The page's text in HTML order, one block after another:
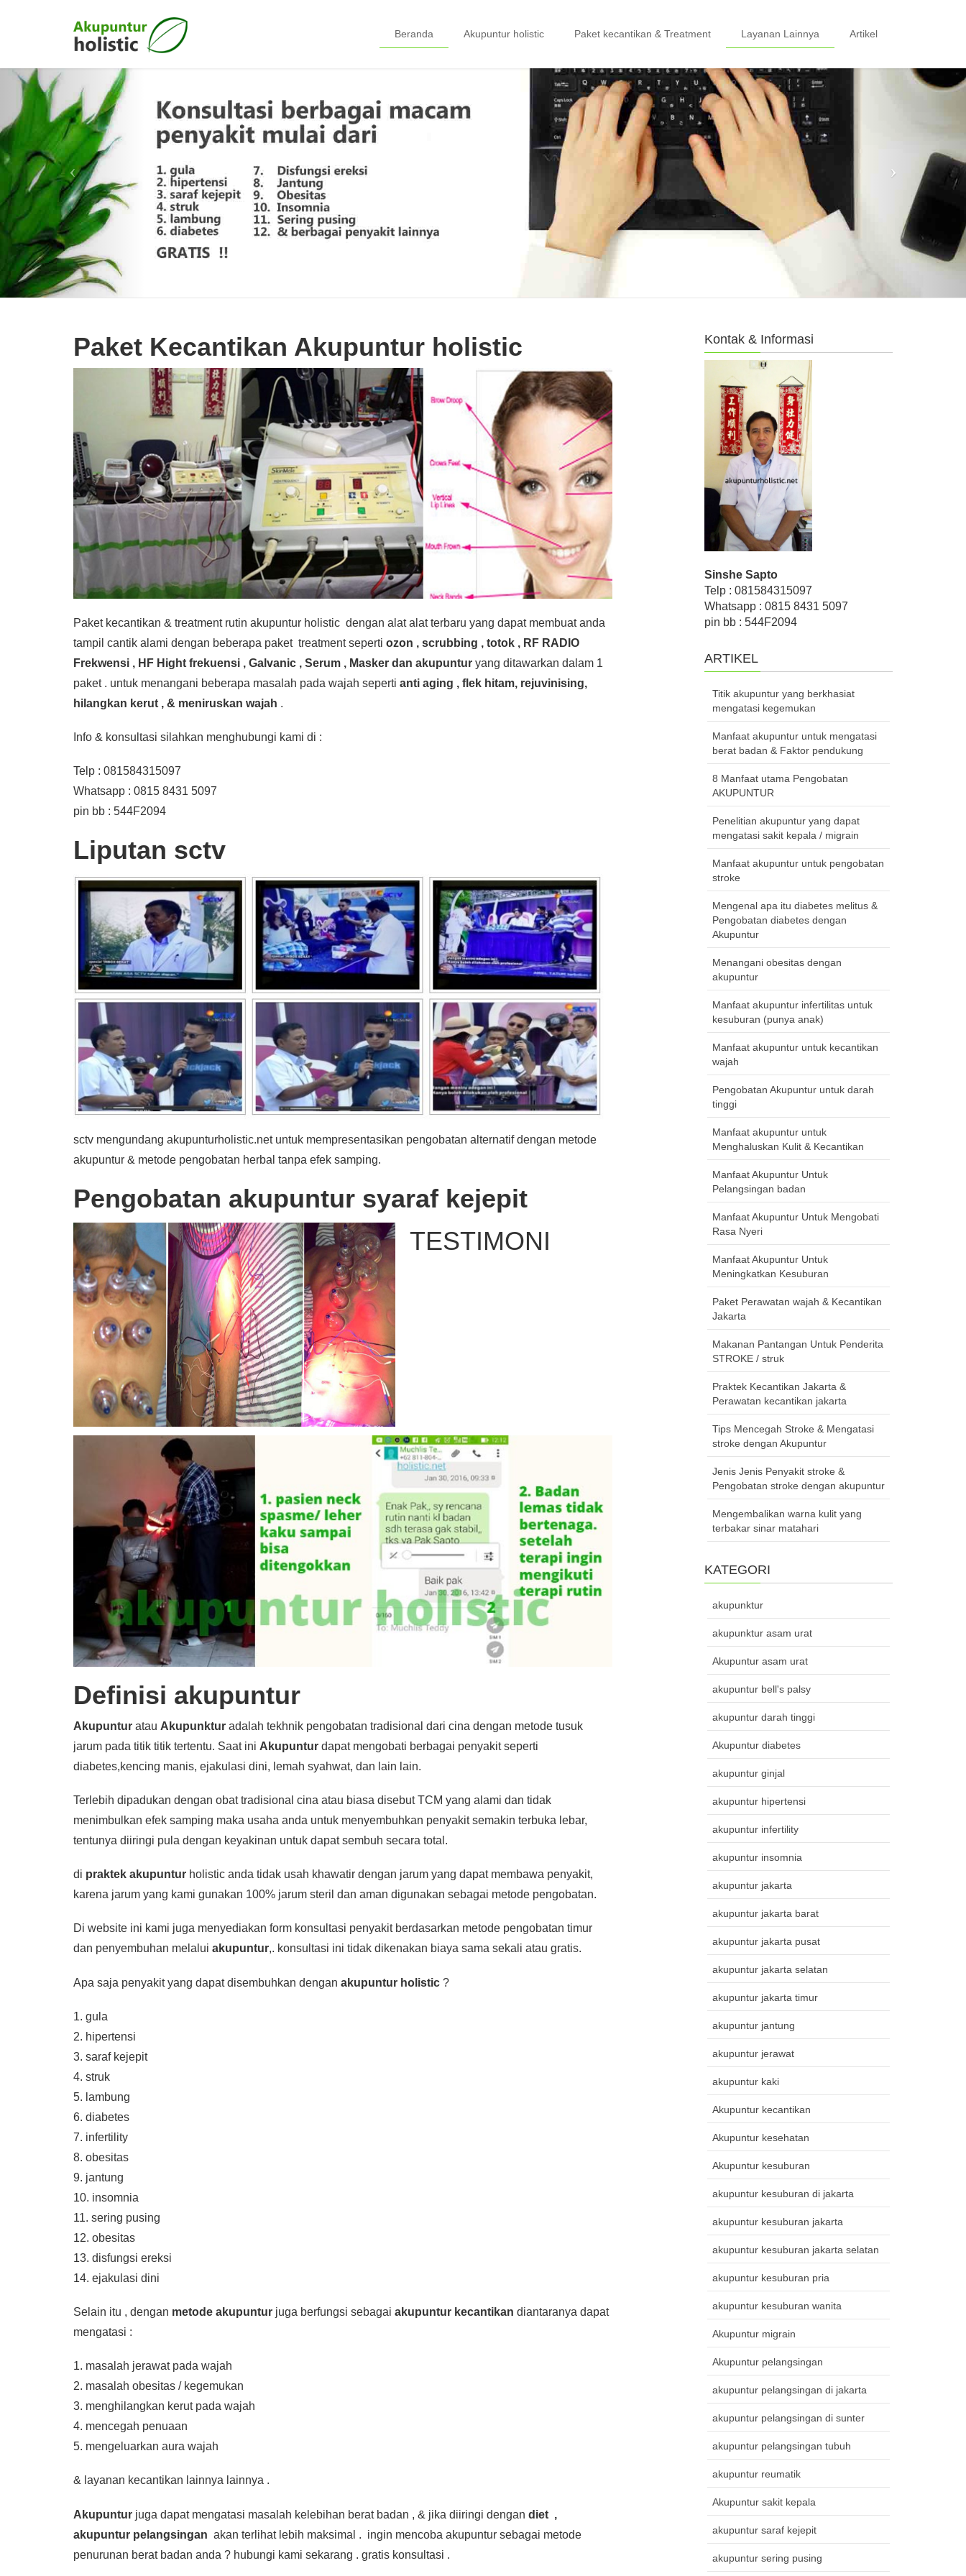
Beranda Akupuntur holistic Paket kecantikan & Treatment Layanan Lainnya Artikel
Paket Kecantikan Akupuntur holistic
Paket kecantikan & treatment rutin akupuntur holistic dengan alat alat terbaru yang dapat membuat anda
tampil cantik alami dengan beberapa paket treatment seperti ozon , scrubbing , totok , RF RADIO
Frekwensi , HF Hight frekuensi , Galvanic , Serum , Masker dan akupuntur yang ditawarkan dalam 1
paket . untuk menangani beberapa masalah pada wajah seperti anti aging , flek hitam, rejuvinising,
hilangkan kerut , & meniruskan wajah .
Info & konsultasi silahkan menghubungi kami di :
Telp : 081584315097
Whatsapp : 0815 8431 5097
pin bb : 544F2094
Liputan sctv
sctv mengundang akupunturholistic.net untuk mempresentasikan pengobatan alternatif dengan metode
akupuntur & metode pengobatan herbal tanpa efek samping.
Pengobatan akupuntur syaraf kejepit
TESTIMONI
Definisi akupuntur
Akupuntur atau Akupunktur adalah tekhnik pengobatan tradisional dari cina dengan metode tusuk
jarum pada titik titik tertentu. Saat ini Akupuntur dapat mengobati berbagai penyakit seperti
diabetes,kencing manis, ejakulasi dini, lemah syahwat, dan lain lain.
Terlebih dipadukan dengan obat tradisional cina atau biasa disebut TCM yang alami dan tidak
menimbulkan efek samping maka usaha anda untuk menyembuhkan penyakit semakin terbuka lebar,
tentunya diiringi pula dengan keyakinan untuk dapat sembuh secara total.
di praktek akupuntur holistic anda tidak usah khawatir dengan jarum yang dapat membawa penyakit,
karena jarum yang kami gunakan 100% jarum steril dan aman digunakan sebagai metode pengobatan.
Di website ini kami juga menyediakan form konsultasi penyakit berdasarkan metode pengobatan timur
dan penyembuhan melalui akupuntur,. konsultasi ini tidak dikenakan biaya sama sekali atau gratis.
Apa saja penyakit yang dapat disembuhkan dengan akupuntur holistic ?
1. gula
2. hipertensi
3. saraf kejepit
4. struk
5. lambung
6. diabetes
7. infertility
8. obesitas
9. jantung
10. insomnia
11. sering pusing
12. obesitas
13. disfungsi ereksi
14. ejakulasi dini
Selain itu , dengan metode akupuntur juga berfungsi sebagai akupuntur kecantikan diantaranya dapat
mengatasi :
1. masalah jerawat pada wajah
2. masalah obesitas / kegemukan
3. menghilangkan kerut pada wajah
4. mencegah penuaan
5. mengeluarkan aura wajah
& layanan kecantikan lainnya lainnya .
Akupuntur juga dapat mengatasi masalah kelebihan berat badan , & jika diiringi dengan diet ,
akupuntur pelangsingan akan terlihat lebih maksimal . ingin mencoba akupuntur sebagai metode
penurunan berat badan anda ? hubungi kami sekarang . gratis konsultasi .
Kontak & Informasi
Sinshe Sapto
Telp : 081584315097
Whatsapp : 0815 8431 5097
pin bb : 544F2094
ARTIKEL
Titik akupuntur yang berkhasiat
mengatasi kegemukan
Manfaat akupuntur untuk mengatasi
berat badan & Faktor pendukung
8 Manfaat utama Pengobatan
AKUPUNTUR
Penelitian akupuntur yang dapat
mengatasi sakit kepala / migrain
Manfaat akupuntur untuk pengobatan
stroke
Mengenal apa itu diabetes melitus &
Pengobatan diabetes dengan
Akupuntur
Menangani obesitas dengan
akupuntur
Manfaat akupuntur infertilitas untuk
kesuburan (punya anak)
Manfaat akupuntur untuk kecantikan
wajah
Pengobatan Akupuntur untuk darah
tinggi
Manfaat akupuntur untuk
Menghaluskan Kulit & Kecantikan
Manfaat Akupuntur Untuk
Pelangsingan badan
Manfaat Akupuntur Untuk Mengobati
Rasa Nyeri
Manfaat Akupuntur Untuk
Meningkatkan Kesuburan
Paket Perawatan wajah & Kecantikan
Jakarta
Makanan Pantangan Untuk Penderita
STROKE / struk
Praktek Kecantikan Jakarta &
Perawatan kecantikan jakarta
Tips Mencegah Stroke & Mengatasi
stroke dengan Akupuntur
Jenis Jenis Penyakit stroke &
Pengobatan stroke dengan akupuntur
Mengembalikan warna kulit yang
terbakar sinar matahari
KATEGORI
akupunktur
akupunktur asam urat
Akupuntur asam urat
akupuntur bell's palsy
akupuntur darah tinggi
Akupuntur diabetes
akupuntur ginjal
akupuntur hipertensi
akupuntur infertility
akupuntur insomnia
akupuntur jakarta
akupuntur jakarta barat
akupuntur jakarta pusat
akupuntur jakarta selatan
akupuntur jakarta timur
akupuntur jantung
akupuntur jerawat
akupuntur kaki
Akupuntur kecantikan
Akupuntur kesehatan
Akupuntur kesuburan
akupuntur kesuburan di jakarta
akupuntur kesuburan jakarta
akupuntur kesuburan jakarta selatan
akupuntur kesuburan pria
akupuntur kesuburan wanita
Akupuntur migrain
Akupuntur pelangsingan
akupuntur pelangsingan di jakarta
akupuntur pelangsingan di sunter
akupuntur pelangsingan tubuh
akupuntur reumatik
Akupuntur sakit kepala
akupuntur saraf kejepit
akupuntur sering pusing